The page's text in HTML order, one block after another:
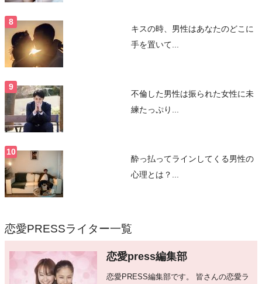
キスの時、男性はあなたのどこに
手を置いて...
不倫した男性は振られた女性に未
練たっぷり...
酔っ払ってラインしてくる男性の
心理とは？...
恋愛PRESSライター一覧
恋愛press編集部
恋愛PRESS編集部です。 皆さんの恋愛ラ